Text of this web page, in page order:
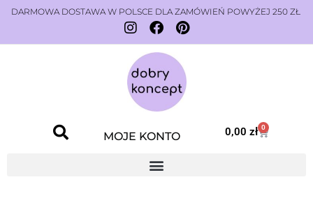
DARMOWA DOSTAWA W POLSCE DLA ZAMÓWIEŃ POWYŻEJ 250 ZŁ
MOJE KONTO 0,00zł 0